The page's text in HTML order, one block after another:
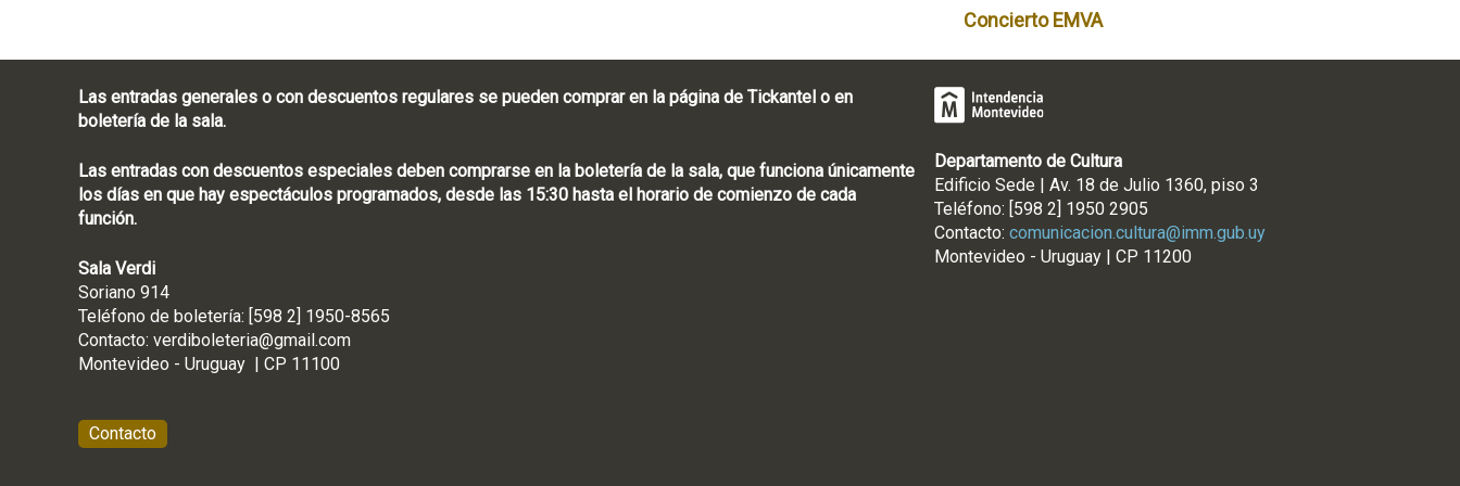
Concierto EMVA
Las entradas generales o con descuentos regulares se pueden comprar en la página de Tickantel o en
boletería de la sala.
Las entradas con descuentos especiales deben comprarse en la boletería de la sala, que funciona únicamente
los días en que hay espectáculos programados, desde las 15:30 hasta el horario de comienzo de cada
función.
Sala Verdi
Soriano 914
Teléfono de boletería: [598 2] 1950-8565
Contacto: verdiboleteria@gmail.com
Montevideo - Uruguay | CP 11100
Contacto
Departamento de Cultura
Edificio Sede | Av. 18 de Julio 1360, piso 3
Teléfono: [598 2] 1950 2905
Contacto: comunicacion.cultura@imm.gub.uy
Montevideo - Uruguay | CP 11200